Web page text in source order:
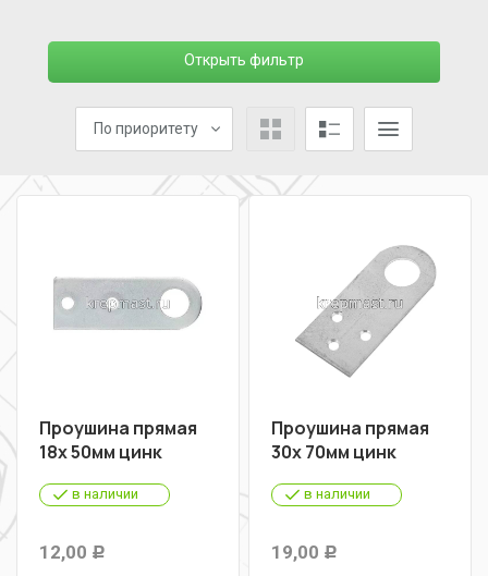
Открыть фильтр
По приоритету
Проушина прямая
18х 50мм цинк
в наличии
12,00 Р
Проушина прямая
30х 70мм цинк
в наличии
19,00 Р